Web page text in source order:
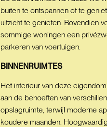
buiten te ontspannen of te
uitzicht te genieten. Bovendien
sommige woningen een
parkeren van voertuigen.
BINNENRUIMTES
Het interieur van deze
aan de behoeften van
opslagruimte, terwijl moderne
koudere maanden.